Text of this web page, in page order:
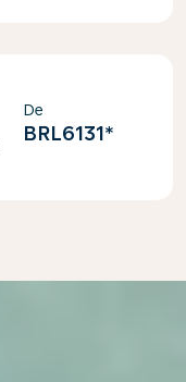
De
BRL6131*